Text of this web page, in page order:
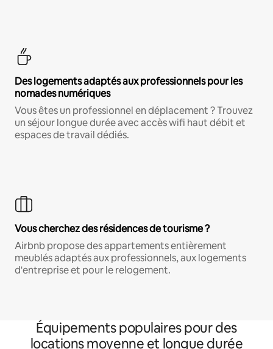
Des logements adaptés aux professionnels pour les
nomades numériques
Vous êtes un professionnel en déplacement ? Trouvez
un séjour longue durée avec accès wifi haut débit et
espaces de travail dédiés.
Vous cherchez des résidences de tourisme ?
Airbnb propose des appartements entièrement
meublés adaptés aux professionnels, aux logements
d'entreprise et pour le relogement.
Équipements populaires pour des
locations moyenne et longue durée